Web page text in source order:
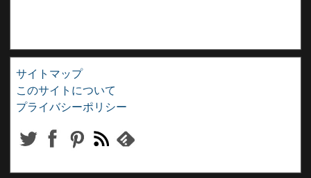
サイトマップ
このサイトについて
プライバシーポリシー